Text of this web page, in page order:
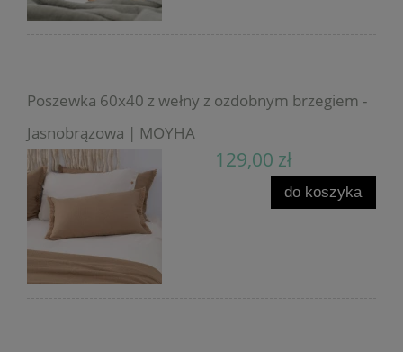
Poszewka 60x40 z wełny z ozdobnym brzegiem -
Jasnobrązowa | MOYHA
129,00 zł
do koszyka